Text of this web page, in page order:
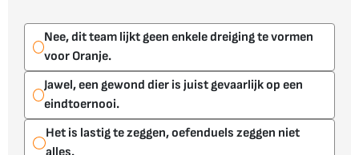
Nee, dit team lijkt geen enkele dreiging te vormen
voor Oranje.
Jawel, een gewond dier is juist gevaarlijk op een
eindtoernooi.
Het is lastig te zeggen, oefenduels zeggen niet